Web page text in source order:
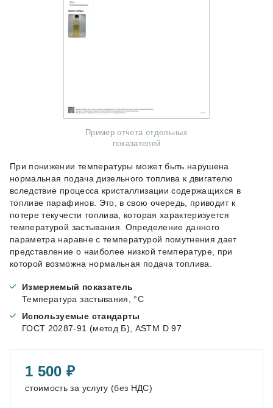
Пример отчета отдельных
показателей
При понижении температуры может быть нарушена
нормальная подача дизельного топлива к двигателю
вследствие процесса кристаллизации содержащихся в
топливе парафинов. Это, в свою очередь, приводит к
потере текучести топлива, которая характеризуется
температурой застывания. Определение данного
параметра наравне с температурой помутнения дает
представление о наиболее низкой температуре, при
которой возможна нормальная подача топлива.
Измеряемый показатель
Температура застывания, °С
Используемые стандарты
ГОСТ 20287-91 (метод Б), ASTM D 97
1 500
стоимость за услугу (без НДС)